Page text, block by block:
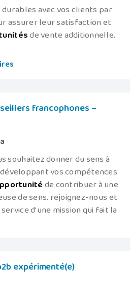
avec vos clients par
assurer leur satisfaction et
de vente additionnelle.
francophones –
souhaitez donner du sens à
vos compétences
de contribuer à une
de sens. rejoignez-nous et
d'une mission qui fait la
expérimenté(e)